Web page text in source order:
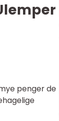
penger de